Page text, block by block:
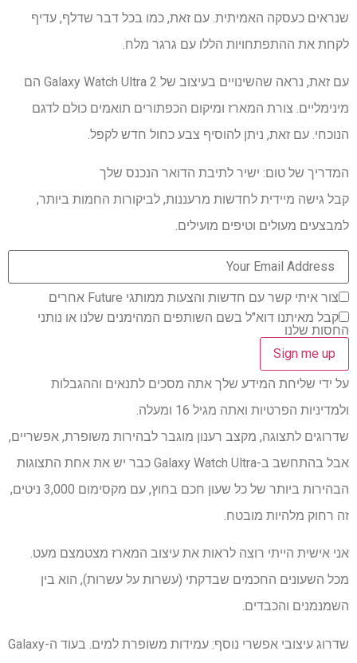
שנראים כעסקה האמיתית. עם זאת, כמו בכל דבר שדלף, עדיף
לקחת את ההתפתחויות הללו עם גרגר מלח.
עם זאת, נראה שהשינויים בעיצוב של Galaxy Watch Ultra 2 הם
מינימליים. צורת המארז ומיקום הכפתורים תואמים כולם לדגם
הנוכחי. עם זאת, ניתן להוסיף צבע כחול חדש לקפל.
המדריך של טום: ישיר לתיבת הדואר הנכנס שלך
קבל גישה מיידית לחדשות מרעננות, לביקורות החמות ביותר,
למבצעים מעולים וטיפים מועילים.
צור איתי קשר עם חדשות והצעות ממותגי Future אחרים
קבל מאיתנו דוא"ל בשם השותפים המהימנים שלנו או נותני
החסות שלנו
על ידי שליחת המידע שלך אתה מסכים לתנאים וההגבלות
ולמדיניות הפרטיות ואתה מגיל 16 ומעלה.
שדרוגים לתצוגה, מקצב רענון מוגבר לבהירות משופרת, אפשריים,
אבל בהתחשב ב-Galaxy Watch Ultra כבר יש את אחת התצוגות
הבהירות ביותר של כל שעון חכם בחוץ, עם מקסימום 3,000 ניטים,
זה רחוק מלהיות מובטח.
אני אישית הייתי רוצה לראות את עיצוב המארז מצטמצם מעט.
מכל השעונים החכמים שבדקתי (עשרות על עשרות), הוא בין
השמנמנים והכבדים.
שדרוג עיצובי אפשרי נוסף: עמידות משופרת למים. בעוד ה-Galaxy